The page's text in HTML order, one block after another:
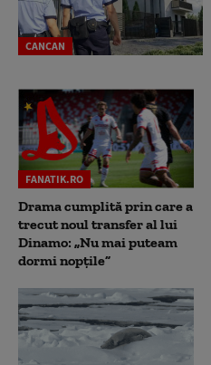
CANCAN
FANATIK.RO
Drama cumplită prin care a
trecut noul transfer al lui
Dinamo: „Nu mai puteam
dormi nopțile”